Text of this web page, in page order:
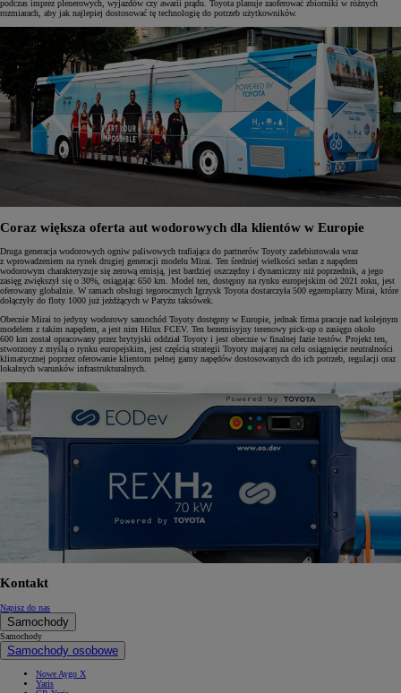
podczas imprez plenerowych, wyjazdów czy awarii prądu. Toyota planuje zaoferować zbiorniki w różnych
rozmiarach, aby jak najlepiej dostosować tę technologię do potrzeb użytkowników.
Coraz większa oferta aut wodorowych dla klientów w Europie
Druga generacja wodorowych ogniw paliwowych trafiająca do partnerów Toyoty zadebiutowała wraz
z wprowadzeniem na rynek drugiej generacji modelu Mirai. Ten średniej wielkości sedan z napędem
wodorowym charakteryzuje się zerową emisją, jest bardziej oszczędny i dynamiczny niż poprzednik, a jego
zasięg zwiększył się o 30%, osiągając 650 km. Model ten, dostępny na rynku europejskim od 2021 roku, jest
oferowany globalnie. W ramach obsługi tegorocznych Igrzysk Toyota dostarczyła 500 egzemplarzy Mirai, które
dołączyły do floty 1000 już jeżdżących w Paryżu taksówek.
Obecnie Mirai to jedyny wodorowy samochód Toyoty dostępny w Europie, jednak firma pracuje nad kolejnym
modelem z takim napędem, a jest nim Hilux FCEV. Ten bezemisyjny terenowy pick-up o zasięgu około
600 km został opracowany przez brytyjski oddział Toyoty i jest obecnie w finalnej fazie testów. Projekt ten,
stworzony z myślą o rynku europejskim, jest częścią strategii Toyoty mającej na celu osiągnięcie neutralności
klimatycznej poprzez oferowanie klientom pełnej gamy napędów dostosowanych do ich potrzeb, regulacji oraz
lokalnych warunków infrastrukturalnych.
Kontakt
Napisz do nas
Samochody
Samochody
Samochody osobowe
Nowe Aygo X
Yaris